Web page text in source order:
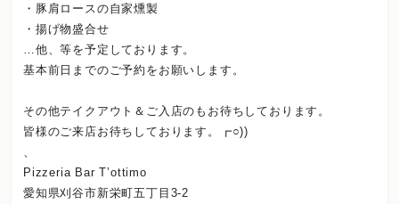
・豚肩ロースの自家燻製
・揚げ物盛合せ
…他、等を予定しております。
基本前日までのご予約をお願いします。
その他テイクアウト＆ご入店のもお待ちしております。
皆様のご来店お待ちしております。┏○))
Pizzeria Bar T’ottimo
愛知県刈谷市新栄町五丁目3-2